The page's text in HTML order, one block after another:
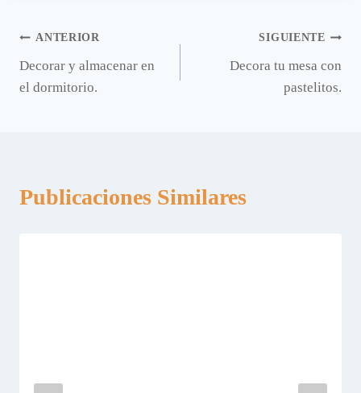
Navegación
de
ANTERIOR
Decorar y almacenar en
el dormitorio.
SIGUIENTE
Decora tu mesa con
pastelitos.
Publicaciones Similares